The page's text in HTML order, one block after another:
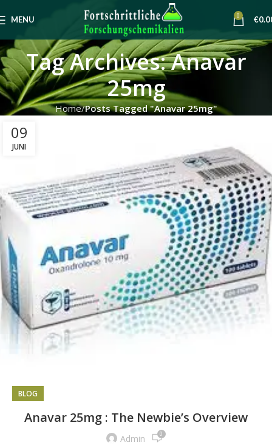
MENU 0 €
Tag Archives: Anavar
25mg
Home Posts Tagged "Anavar 25mg"
09
JUNI
BLOG
Anavar 25mg : The Newbie’s Overview
Admin 0